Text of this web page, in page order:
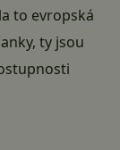
to evropská
ty jsou